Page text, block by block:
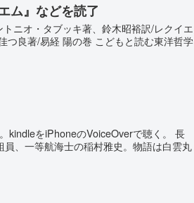
ム』などを読了
ニオ・タブッキ著、鈴木昭裕訳/レクイエ
つ良著/易経 陽の巻 こどもと読む東洋哲学
kindleをiPhoneのVoiceOverで聴く。 長
、一等航海士の稲村雅史。物語は白雲丸